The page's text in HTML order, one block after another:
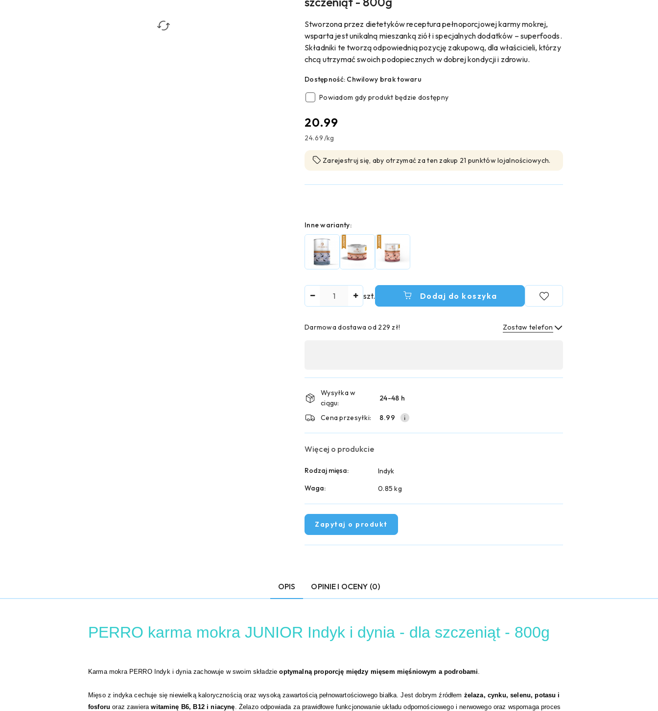
Stworzona przez dietetyków receptura pełnoporcjowej karmy mokrej,
wsparta jest unikalną mieszanką ziół i specjalnych dodatków – superfoods.
Składniki te tworzą odpowiednią pozycję zakupową, dla właścicieli, którzy
chcą utrzymać swoich podopiecznych w dobrej kondycji i zdrowiu.
Dostępność: Chwilowy brak towaru
Powiadom gdy produkt będzie dostępny
cena:
20.99
24.69/kg
Zarejestruj się, aby otrzymać za ten zakup 21 punktów lojalnościowych.
Wariant
Inne warianty:
szt. Dodaj do koszyka
Darmowa dostawa od 229 zł! Zostaw telefon
płatność
i
dostawa
Wysyłka w
ciągu:
24-48 h
Cena przesyłki: 8.99
Więcej o produkcie
Rodzaj mięsa:
Indyk
Waga:
0.85 kg
Zapytaj o produkt
OPIS OPINIE I OCENY (0)
PERRO karma mokra JUNIOR Indyk i dynia - dla szczeniąt - 800g
Karma mokra PERRO Indyk i dynia zachowuje w swoim składzieoptymalną proporcję między mięsem mięśniowym a podrobami.
Mięso z indyka cechuje się niewielką kalorycznością oraz wysoką zawartością pełnowartościowego białka. Jest dobrym źródłem żelaza, cynku, selenu, potasu i
fosforu oraz zawierawitaminę B6, B12 i niacynę. Żelazo odpowiada za prawidłowe funkcjonowanie układu odpornościowego i nerwowego oraz wspomaga proces